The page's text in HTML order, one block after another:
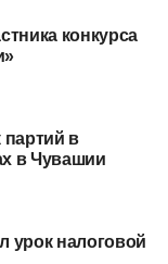
конкурса
партий в
в Чувашии
урок налоговой